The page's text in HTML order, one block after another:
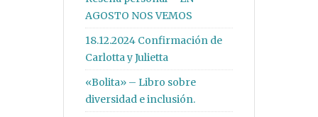
AGOSTO NOS VEMOS
18.12.2024 Confirmación de
Carlotta y Julietta
«Bolita» – Libro sobre
diversidad e inclusión.